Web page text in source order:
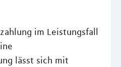
im Leistungsfall
lässt sich mit